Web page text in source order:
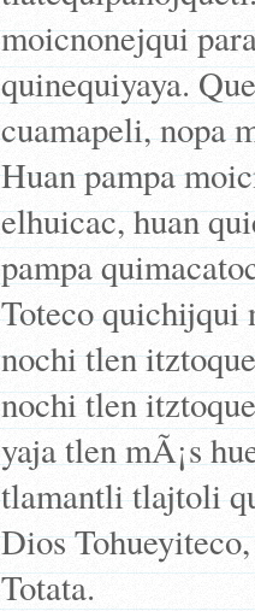
moicnonejqui
quinequiyaya.
cuamapeli, nopa
Huan pampa
elhuicac, huan
pampa
Toteco quichijqui
nochi tlen
nochi tlen
yaja tlen mÃ¡s
tlamantli tlajtoli
Dios
Totata.